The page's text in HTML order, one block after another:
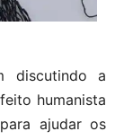
discutindo a
humanista
ajudar os